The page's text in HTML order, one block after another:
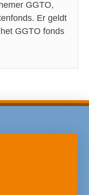
GGTO,
Er geldt
GGTO fonds